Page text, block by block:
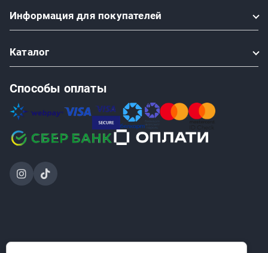
Информация для покупателей
Каталог
Способы оплаты